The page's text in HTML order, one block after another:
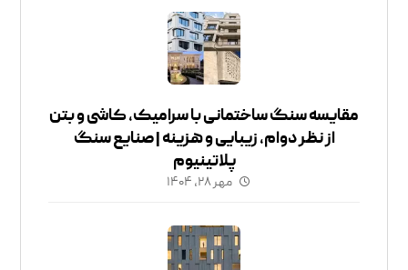
مقایسه سنگ ساختمانی با سرامیک، کاشی و بتن
از نظر دوام، زیبایی و هزینه | صنایع سنگ
پلاتینیوم
مهر ۲۸, ۱۴۰۴